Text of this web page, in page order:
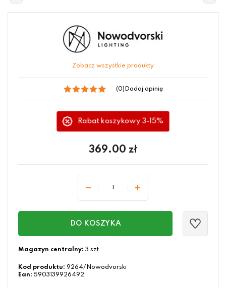
Zobacz wszystkie produkty
(0) Dodaj opinię
Rabat koszykowy 3-15%
369.00 zł
DO KOSZYKA
Magazyn centralny: 3 szt.
Kod produktu: 9264/Nowodvorski
Ean: 5903139926492